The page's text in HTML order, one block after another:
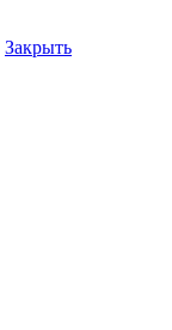
Закрыть